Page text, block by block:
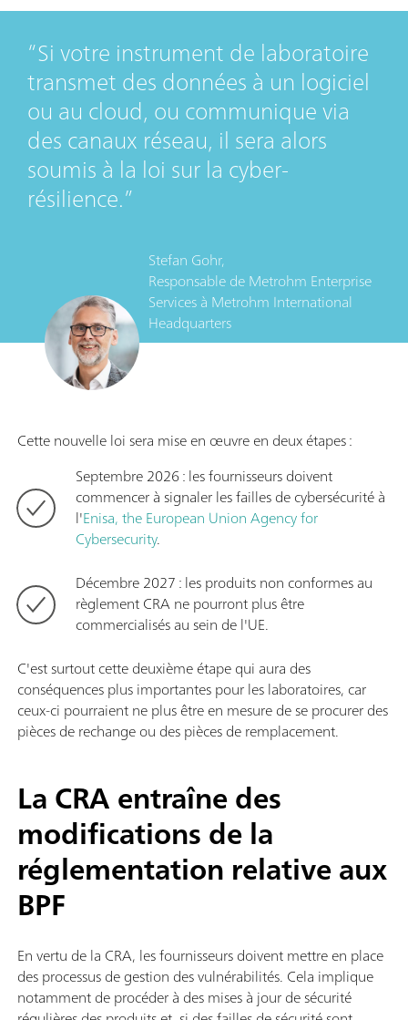
Si votre instrument de laboratoire
transmet des données à un logiciel
ou au cloud, ou communique via
des canaux réseau, il sera alors
soumis à la loi sur la cyber-
résilience.
Stefan Gohr,
Responsable de Metrohm Enterprise
Servicesà Metrohm International
Headquarters
Cette nouvelle loi sera mise en œuvre en deux étapes :
Septembre 2026 : les fournisseurs doivent
commencer à signaler les failles de cybersécurité à
l'Enisa, the European Union Agency for
Cybersecurity.
Décembre 2027 : les produits non conformes au
règlement CRA ne pourront plus être
commercialisés au sein de l'UE.
C'est surtout cette deuxième étape qui aura des
conséquences plus importantes pour les laboratoires, car
ceux-ci pourraient ne plus être en mesure de se procurer des
pièces de rechange ou des pièces de remplacement.
La CRA entraîne des
modifications de la
réglementation relative aux
BPF
En vertu de la CRA, les fournisseurs doivent mettre en place
des processus de gestion des vulnérabilités. Cela implique
notamment de procéder à des mises à jour de sécurité